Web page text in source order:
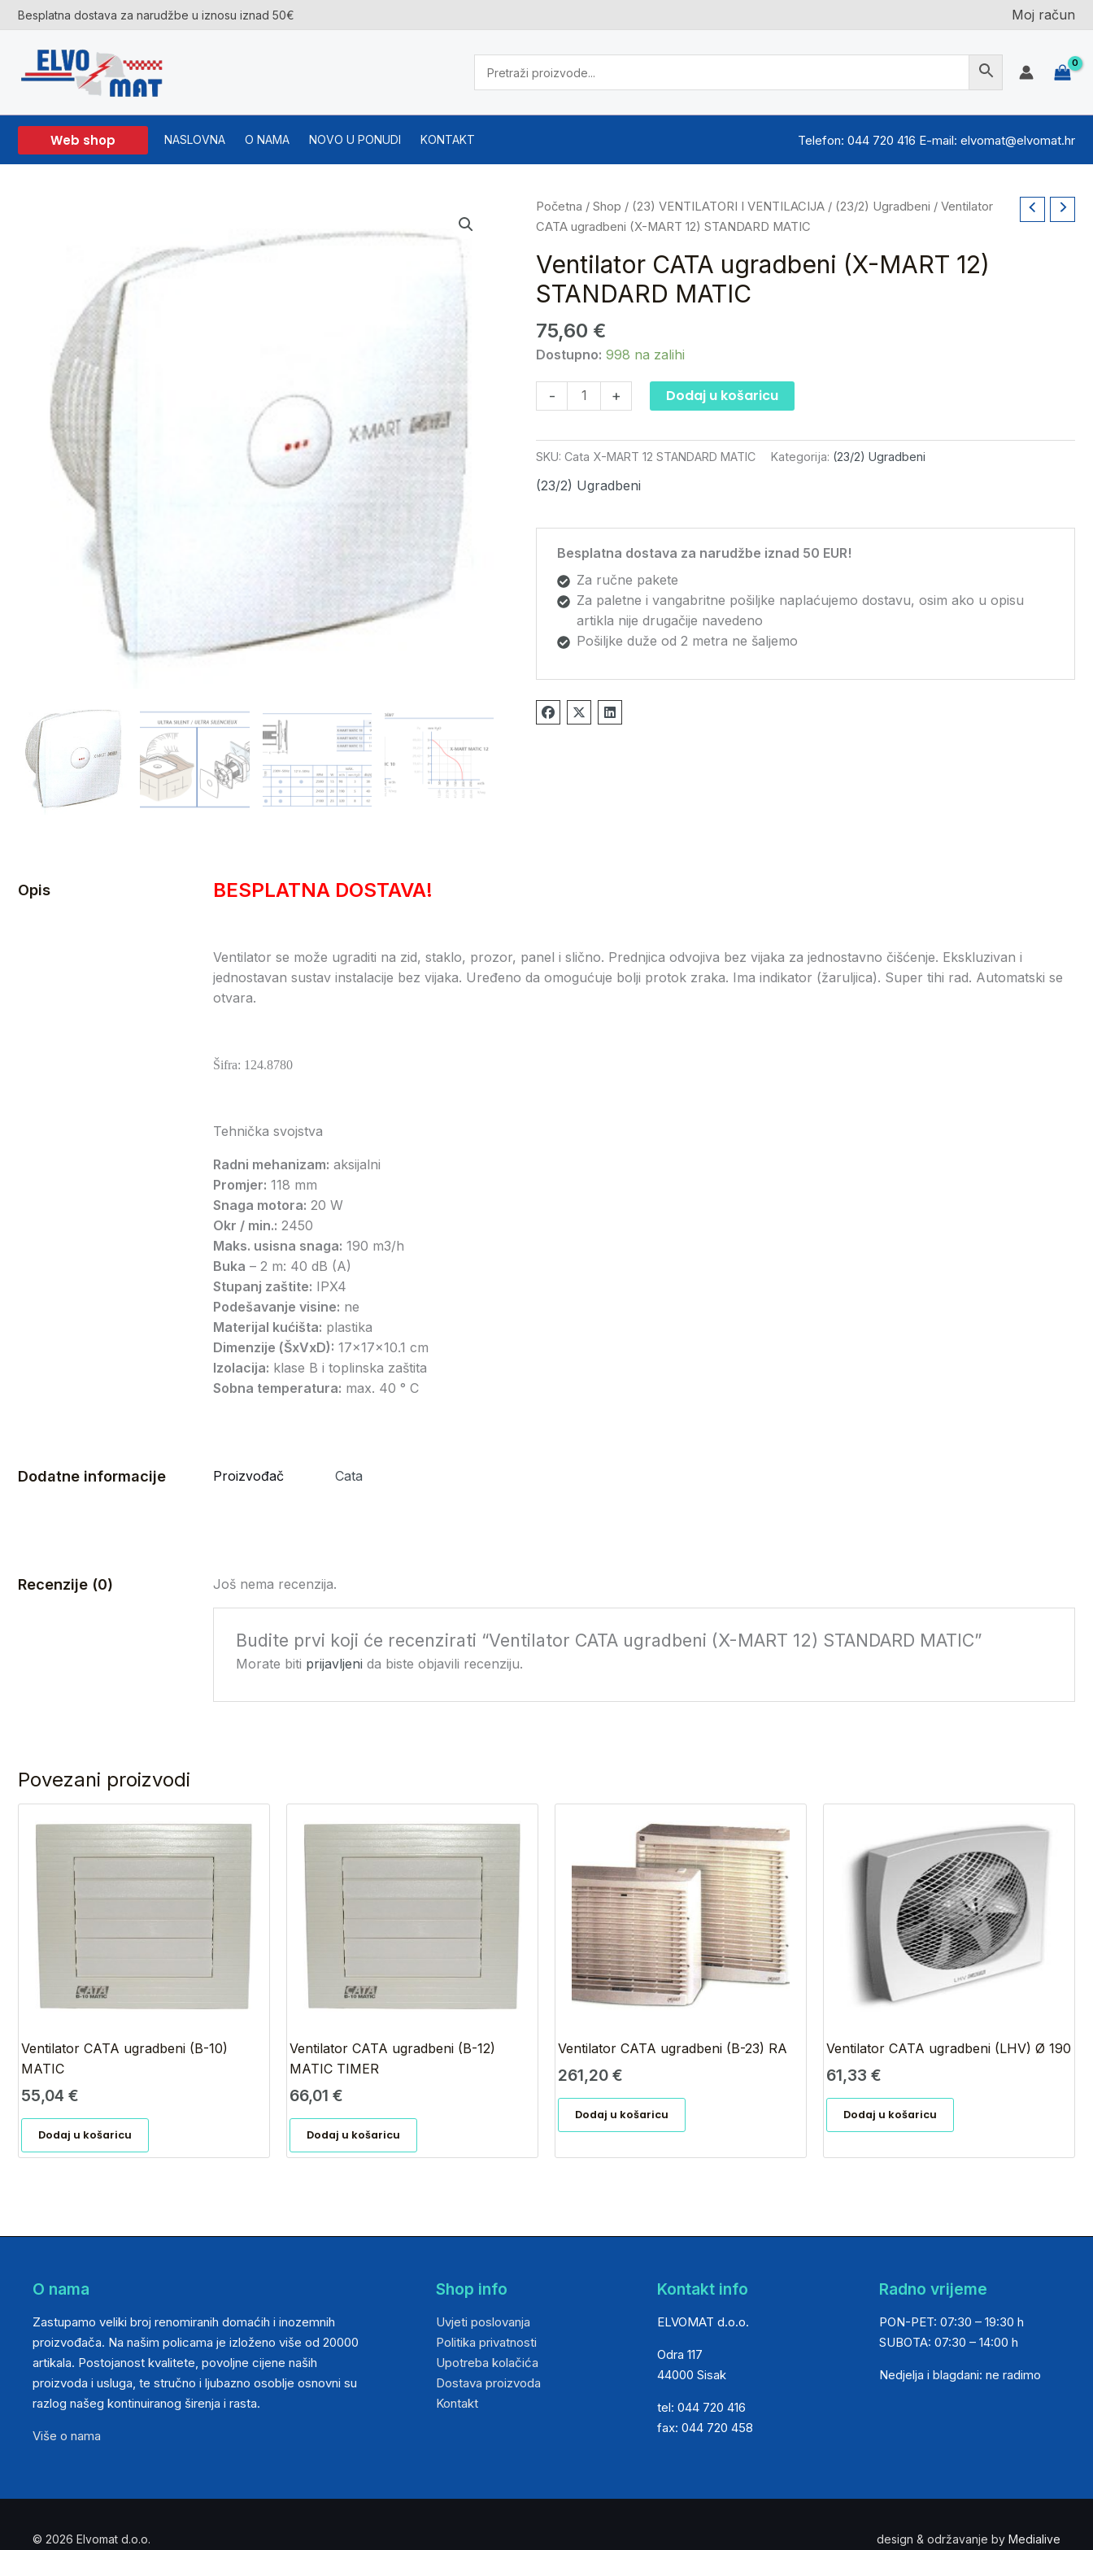
Skip
to
content
Besplatna dostava za narudžbe u iznosu iznad 50€ Moj račun
Web shop NASLOVNA O NAMA NOVO U PONUDI KONTAKT Telefon: 044 720 416 E-mail: elvomat@elvomat.hr
Početna / Shop / (23) VENTILATORI I VENTILACIJA / (23/2) Ugradbeni / Ventilator
CATA ugradbeni (X-MART 12) STANDARD MATIC
Ventilator CATA ugradbeni (X-MART 12)
STANDARD MATIC
75,60 €
Dostupno: 998 na zalihi
-
Ventilator
CATA
(X-
MART
12)
STANDARD
MATIC
+ Dodaj u košaricu
SKU: Cata X-MART 12 STANDARD MATIC Kategorija: (23/2) Ugradbeni
(23/2) Ugradbeni
Besplatna dostava za narudžbe iznad 50 EUR!
Za ručne pakete
Za paletne i vangabritne pošiljke naplaćujemo dostavu, osim ako u opisu
artikla nije drugačije navedeno
Pošiljke duže od 2 metra ne šaljemo
Opis BESPLATNA DOSTAVA!
Ventilator se može ugraditi na zid, staklo, prozor, panel i slično. Prednjica odvojiva bez vijaka za jednostavno čišćenje. Ekskluzivan i
jednostavan sustav instalacije bez vijaka. Uređeno da omogućuje bolji protok zraka. Ima indikator (žaruljica). Super tihi rad. Automatski se
otvara.
Šifra: 124.8780
Tehnička svojstva
Radni mehanizam: aksijalni
Promjer: 118 mm
Snaga motora: 20 W
Okr / min.: 2450
Maks. usisna snaga: 190 m3/h
Buka – 2 m: 40 dB (A)
Stupanj zaštite: IPX4
Podešavanje visine: ne
Materijal kućišta: plastika
Dimenzije (ŠxVxD): 17x17x10.1 cm
Izolacija: klase B i toplinska zaštita
Sobna temperatura: max. 40 ° C
Dodatne informacije Proizvođač Cata
Recenzije (0) Još nema recenzija.
Budite prvi koji će recenzirati “Ventilator CATA ugradbeni (X-MART 12) STANDARD MATIC”
Morate biti prijavljeni da biste objavili recenziju.
Povezani proizvodi
Ventilator CATA ugradbeni (B-10)
MATIC
55,04€
Dodaj u košaricu
Ventilator CATA ugradbeni (B-12)
MATIC TIMER
66,01€
Dodaj u košaricu
Ventilator CATA ugradbeni (B-23) RA
261,20€
Dodaj u košaricu
Ventilator CATA ugradbeni (LHV) Ø 190
61,33€
Dodaj u košaricu
O nama
Zastupamo veliki broj renomiranih domaćih i inozemnih
proizvođača. Na našim policama je izloženo više od 20000
artikala. Postojanost kvalitete, povoljne cijene naših
proizvoda i usluga, te stručno i ljubazno osoblje osnovni su
razlog našeg kontinuiranog širenja i rasta.
Više o nama
Shop info
Uvjeti poslovanja
Politika privatnosti
Upotreba kolačića
Dostava proizvoda
Kontakt
Kontakt info
ELVOMAT d.o.o.
Odra 117
44000 Sisak
tel: 044 720 416
fax: 044 720 458
Radno vrijeme
PON-PET: 07:30 – 19:30 h
SUBOTA: 07:30 – 14:00 h
Nedjelja i blagdani: ne radimo
© 2026 Elvomat d.o.o. design & održavanje by Medialive